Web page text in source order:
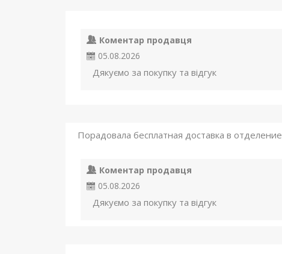
Коментар продавця
05.08.2026
Дякуємо за покупку та відгук
Порадовала бесплатная доставка в отделение
Коментар продавця
05.08.2026
Дякуємо за покупку та відгук